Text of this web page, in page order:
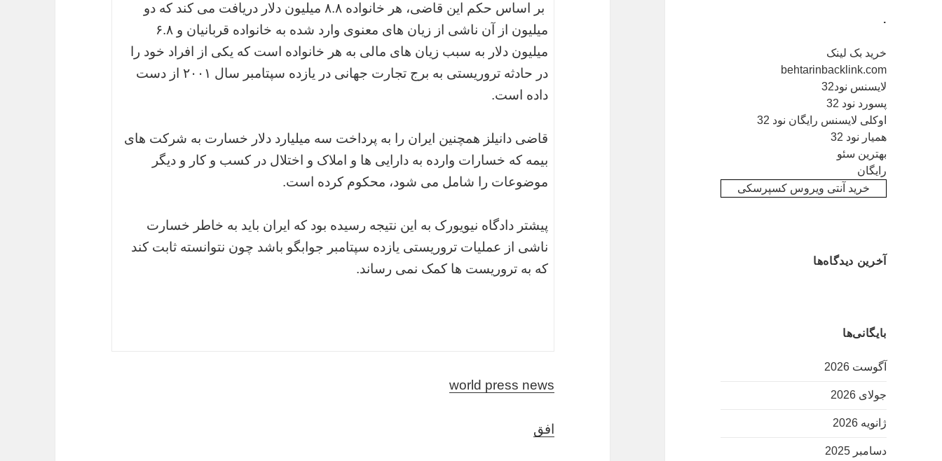
.
خرید بک لینک
behtarinbacklink.com
لایسنس نود32
پسورد نود 32
اوکلی لایسنس رایگان نود 32
همیار نود 32
بهترین سئو
رایگان
خرید آنتی ویروس کسپرسکی
آخرین دیدگاه‌ها
بایگانی‌ها
آگوست 2026
جولای 2026
ژانویه 2026
دسامبر 2025
بر اساس حکم این قاضی، هر خانواده ۸.۸ میلیون دلار دریافت می کند که دو
میلیون از آن ناشی از زیان های معنوی وارد شده به خانواده قربانیان و ۶.۸
میلیون دلار به سبب زیان های مالی به هر خانواده است که یکی از افراد خود را
در حادثه تروریستی به برج تجارت جهانی در یازده سپتامبر سال ۲۰۰۱ از دست
داده است.
قاضی دانیلز همچنین ایران را به پرداخت سه میلیارد دلار خسارت به شرکت های
بیمه که خسارات وارده به دارایی ها و املاک و اختلال در کسب و کار و دیگر
موضوعات را شامل می شود، محکوم کرده است.
پیشتر دادگاه نیویورک به این نتیجه رسیده بود که ایران باید به خاطر خسارت
ناشی از عملیات تروریستی یازده سپتامبر جوابگو باشد چون نتوانسته ثابت کند
که به تروریست ها کمک نمی رساند.
world press news
افق